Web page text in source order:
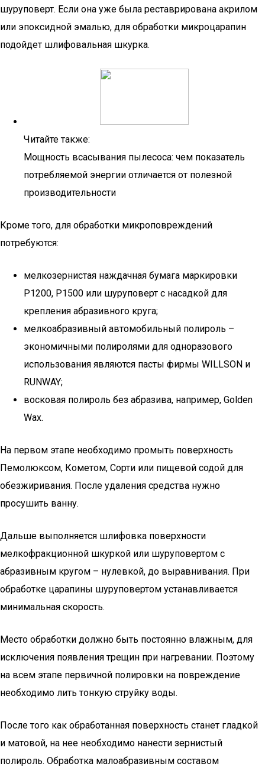
шуруповерт. Если она уже была реставрирована акрилом
или эпоксидной эмалью, для обработки микроцарапин
подойдет шлифовальная шкурка.
Читайте также:
Мощность всасывания пылесоса: чем показатель
потребляемой энергии отличается от полезной
производительности
Кроме того, для обработки микроповреждений
потребуются:
мелкозернистая наждачная бумага маркировки
Р1200, Р1500 или шуруповерт с насадкой для
крепления абразивного круга;
мелкоабразивный автомобильный полироль –
экономичными полиролями для одноразового
использования являются пасты фирмы WILLSON и
RUNWAY;
восковая полироль без абразива, например, Golden
Wax.
На первом этапе необходимо промыть поверхность
Пемолюксом, Кометом, Сорти или пищевой содой для
обезжиривания. После удаления средства нужно
просушить ванну.
Дальше выполняется шлифовка поверхности
мелкофракционной шкуркой или шуруповертом с
абразивным кругом – нулевкой, до выравнивания. При
обработке царапины шуруповертом устанавливается
минимальная скорость.
Место обработки должно быть постоянно влажным, для
исключения появления трещин при нагревании. Поэтому
на всем этапе первичной полировки на повреждение
необходимо лить тонкую струйку воды.
После того как обработанная поверхность станет гладкой
и матовой, на нее необходимо нанести зернистый
полироль. Обработка малоабразивным составом